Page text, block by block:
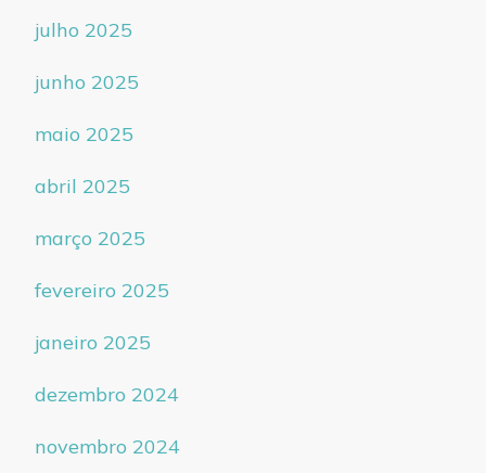
julho 2025
junho 2025
maio 2025
abril 2025
março 2025
fevereiro 2025
janeiro 2025
dezembro 2024
novembro 2024